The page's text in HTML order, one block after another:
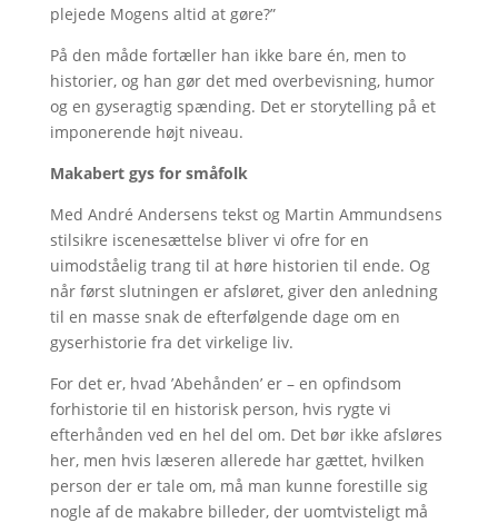
plejede Mogens altid at gøre?”
På den måde fortæller han ikke bare én, men to
historier, og han gør det med overbevisning, humor
og en gyseragtig spænding. Det er storytelling på et
imponerende højt niveau.
Makabert gys for småfolk
Med André Andersens tekst og Martin Ammundsens
stilsikre iscenesættelse bliver vi ofre for en
uimodståelig trang til at høre historien til ende. Og
når først slutningen er afsløret, giver den anledning
til en masse snak de efterfølgende dage om en
gyserhistorie fra det virkelige liv.
For det er, hvad ’Abehånden’ er – en opfindsom
forhistorie til en historisk person, hvis rygte vi
efterhånden ved en hel del om. Det bør ikke afsløres
her, men hvis læseren allerede har gættet, hvilken
person der er tale om, må man kunne forestille sig
nogle af de makabre billeder, der uomtvisteligt må